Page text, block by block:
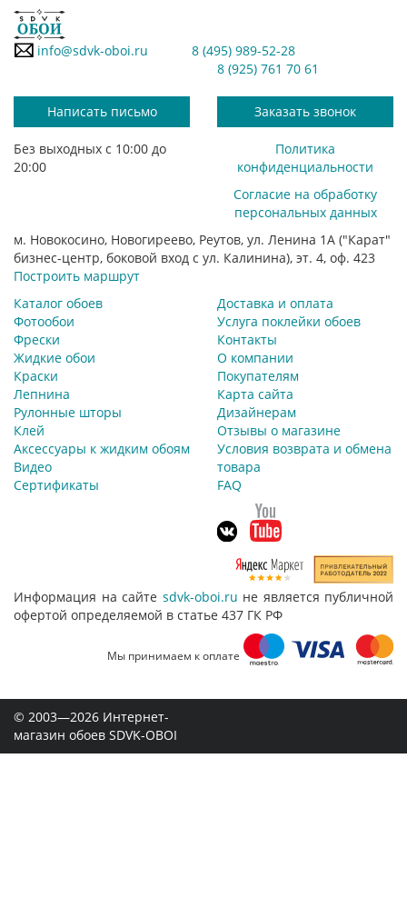
info@sdvk-oboi.ru
8 (495) 989-52-28
8 (925) 761 70 61
Написать письмо Заказать звонок
Без выходных с 10:00 до
20:00
Политика
конфиденциальности
Согласие на обработку
персональных данных
м. Новокосино, Новогиреево, Реутов, ул. Ленина 1А ("Карат"
бизнес-центр, боковой вход с ул. Калинина), эт. 4, оф. 423
Построить маршрут
Каталог обоев
Фотообои
Фрески
Жидкие обои
Краски
Лепнина
Рулонные шторы
Клей
Аксессуары к жидким обоям
Видео
Сертификаты
Доставка и оплата
Услуга поклейки обоев
Контакты
О компании
Покупателям
Карта сайта
Дизайнерам
Отзывы о магазине
Условия возврата и обмена
товара
FAQ
Информация на сайте sdvk-oboi.ru не является публичной
офертой определяемой в статье 437 ГК РФ
Мы принимаем к оплате
© 2003—2026 Интернет-
магазин обоев SDVK-OBOI